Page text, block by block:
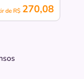
de R$ 270,08